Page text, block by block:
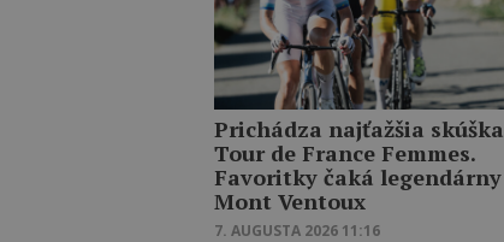
Prichádza najťažšia skúška
Tour de France Femmes.
Favoritky čaká legendárny
Mont Ventoux
7. AUGUSTA 2026 11:16